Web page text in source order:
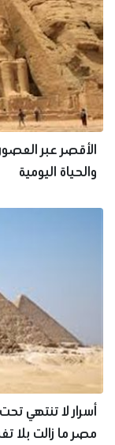
الأقصر عبر
والحياة اليومية
أسرار لا تنتهي
مصر ما زالت بلا